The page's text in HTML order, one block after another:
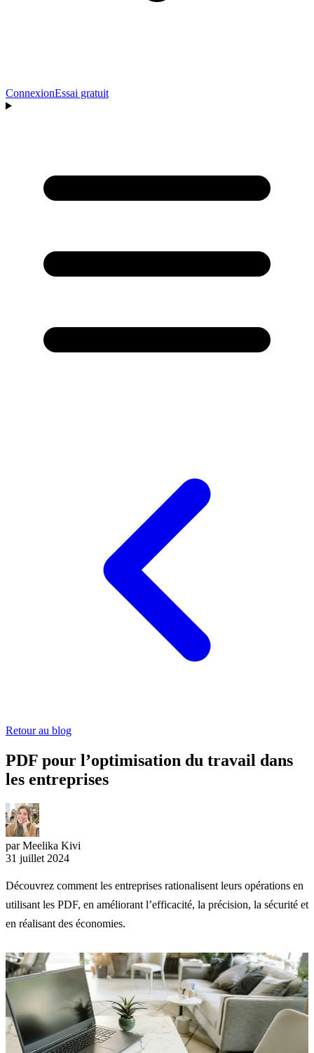
ConnexionEssai gratuit
Retour au blog
PDF pour l’optimisation du travail dans
les entreprises
par Meelika Kivi
31 juillet 2024
Découvrez comment les entreprises rationalisent leurs opérations en
utilisant les PDF, en améliorant l’efficacité, la précision, la sécurité et
en réalisant des économies.